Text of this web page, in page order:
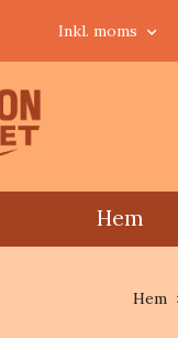
Inkl. moms
Hem
Hem